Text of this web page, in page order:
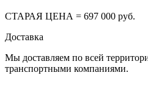
СТАРАЯ ЦЕНА = 697 000 руб.
Доставка
Мы доставляем по всей
транспортными компаниями.